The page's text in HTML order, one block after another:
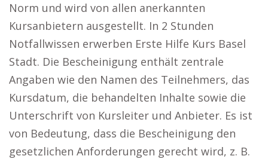
Norm und wird von allen anerkannten
Kursanbietern ausgestellt. In 2 Stunden
Notfallwissen erwerben Erste Hilfe Kurs Basel
Stadt. Die Bescheinigung enthält zentrale
Angaben wie den Namen des Teilnehmers, das
Kursdatum, die behandelten Inhalte sowie die
Unterschrift von Kursleiter und Anbieter. Es ist
von Bedeutung, dass die Bescheinigung den
gesetzlichen Anforderungen gerecht wird, z. B.